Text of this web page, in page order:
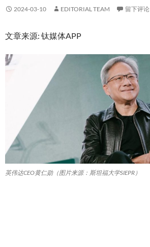
2024-03-10 EDITORIAL TEAM 留下评论
文章来源: 钛媒体APP
英伟达CEO黄仁勋（图片来源：斯坦福大学SIEPR）